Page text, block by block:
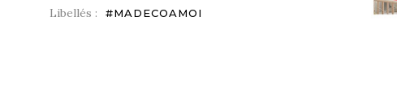
Libellés : #MADECOAMOI